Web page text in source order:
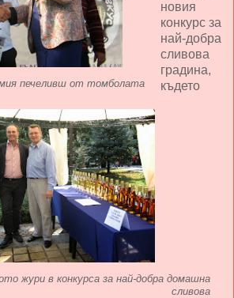
печеливш от томболата
жури в конкурса за най-добра домашна
сливова
новия
конкурс за
най-добра
сливова
градина,
където